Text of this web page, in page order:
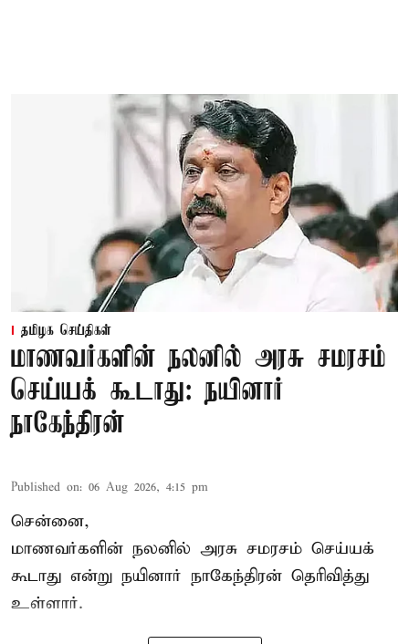
தமிழக செய்திகள்
மாணவர்களின் நலனில் அரசு சமரசம்
செய்யக் கூடாது: நயினார்
நாகேந்திரன்
Published on: 06 Aug 2026, 4:15 pm
சென்னை,
மாணவர்களின் நலனில் அரசு சமரசம் செய்யக்
கூடாது என்று நயினார் நாகேந்திரன் தெரிவித்து
உள்ளார்.